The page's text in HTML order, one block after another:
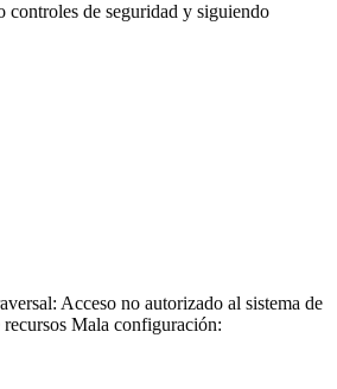
controles de seguridad y siguiendo
: Acceso no autorizado al sistema de
Mala configuración: